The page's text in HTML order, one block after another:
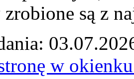
zrobione są z
w